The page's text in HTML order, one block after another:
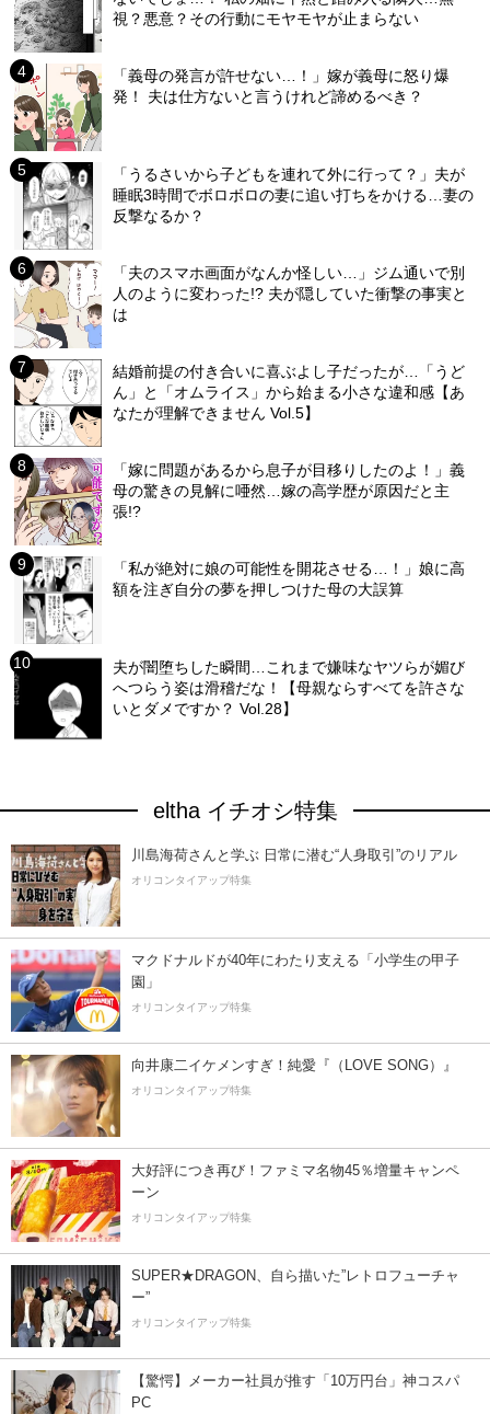
視？悪意？その行動にモヤモヤが止まらない
「義母の発言が許せない…！」嫁が義母に怒り爆
発！ 夫は仕方ないと言うけれど諦めるべき？
「うるさいから子どもを連れて外に行って？」夫が
睡眠3時間でボロボロの妻に追い打ちをかける…妻の
反撃なるか？
「夫のスマホ画面がなんか怪しい…」ジム通いで別
人のように変わった!? 夫が隠していた衝撃の事実と
は
結婚前提の付き合いに喜ぶよし子だったが…「うど
ん」と「オムライス」から始まる小さな違和感【あ
なたが理解できません Vol.5】
「嫁に問題があるから息子が目移りしたのよ！」義
母の驚きの見解に唖然…嫁の高学歴が原因だと主
張!?
「私が絶対に娘の可能性を開花させる…！」娘に高
額を注ぎ自分の夢を押しつけた母の大誤算
夫が闇堕ちした瞬間…これまで嫌味なヤツらが媚び
へつらう姿は滑稽だな！【母親ならすべてを許さな
いとダメですか？ Vol.28】
eltha イチオシ特集
川島海荷さんと学ぶ 日常に潜む“人身取引”のリアル
オリコンタイアップ特集
マクドナルドが40年にわたり支える「小学生の甲子
園」
オリコンタイアップ特集
向井康二イケメンすぎ！純愛『（LOVE SONG）』
オリコンタイアップ特集
大好評につき再び！ファミマ名物45％増量キャンペ
ーン
オリコンタイアップ特集
SUPER★DRAGON、自ら描いた”レトロフューチャ
ー”
オリコンタイアップ特集
【驚愕】メーカー社員が推す「10万円台」神コスパ
PC